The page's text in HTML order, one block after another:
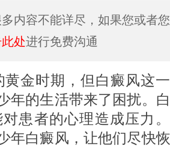
内容不能详尽，如果您或者您
处进行免费沟通
时期，但白癜风这
年的生活带来了困扰。
患者的心理造成压力
年白癜风，让他们尽快